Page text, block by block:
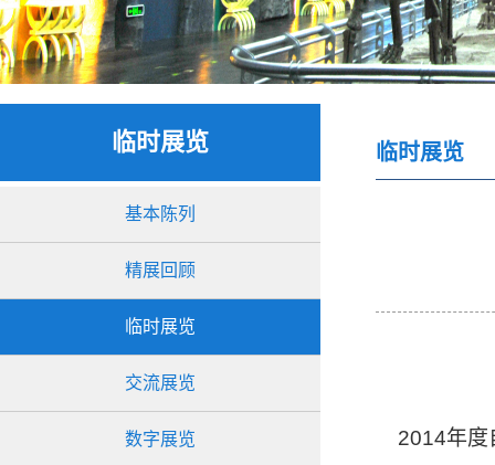
临时展览
基本陈列
精展回顾
临时展览
交流展览
数字展览
临时展览
2014年度